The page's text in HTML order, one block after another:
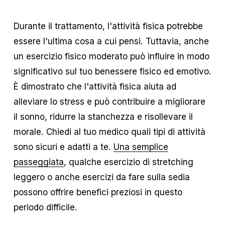
Durante il trattamento, l'attività fisica potrebbe
essere l'ultima cosa a cui pensi. Tuttavia, anche
un esercizio fisico moderato può influire in modo
significativo sul tuo benessere fisico ed emotivo.
È dimostrato che l'attività fisica aiuta ad
alleviare lo stress e può contribuire a migliorare
il sonno, ridurre la stanchezza e risollevare il
morale. Chiedi al tuo medico quali tipi di attività
sono sicuri e adatti a te. Una semplice
passeggiata, qualche esercizio di stretching
leggero o anche esercizi da fare sulla sedia
possono offrire benefici preziosi in questo
periodo difficile.